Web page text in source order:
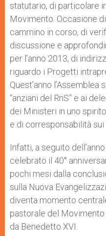
statutario, di particolare
Movimento. Occasione
cammino in corso, di
discussione e
per l’anno 2013, di
riguardo i Progetti
Quest’anno l’Assemblea
“anziani del RnS” e ai
dei Ministeri in uno
e di corresponsabilità
Infatti, a seguito
celebrato il 40°
pochi mesi dalla
sulla Nuova
diventa momento
pastorale del Movimento
da Benedetto XVI.